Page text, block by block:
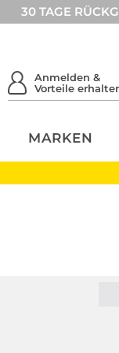
30 TAGE
Anmelden &
Vorteile
MARKEN